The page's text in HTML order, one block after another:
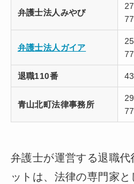
弁護士法人みやび
弁護士法人ガイア
退職110番
青山北町法律事務所
弁護士が運営する退職代
ットは、法律の専門家